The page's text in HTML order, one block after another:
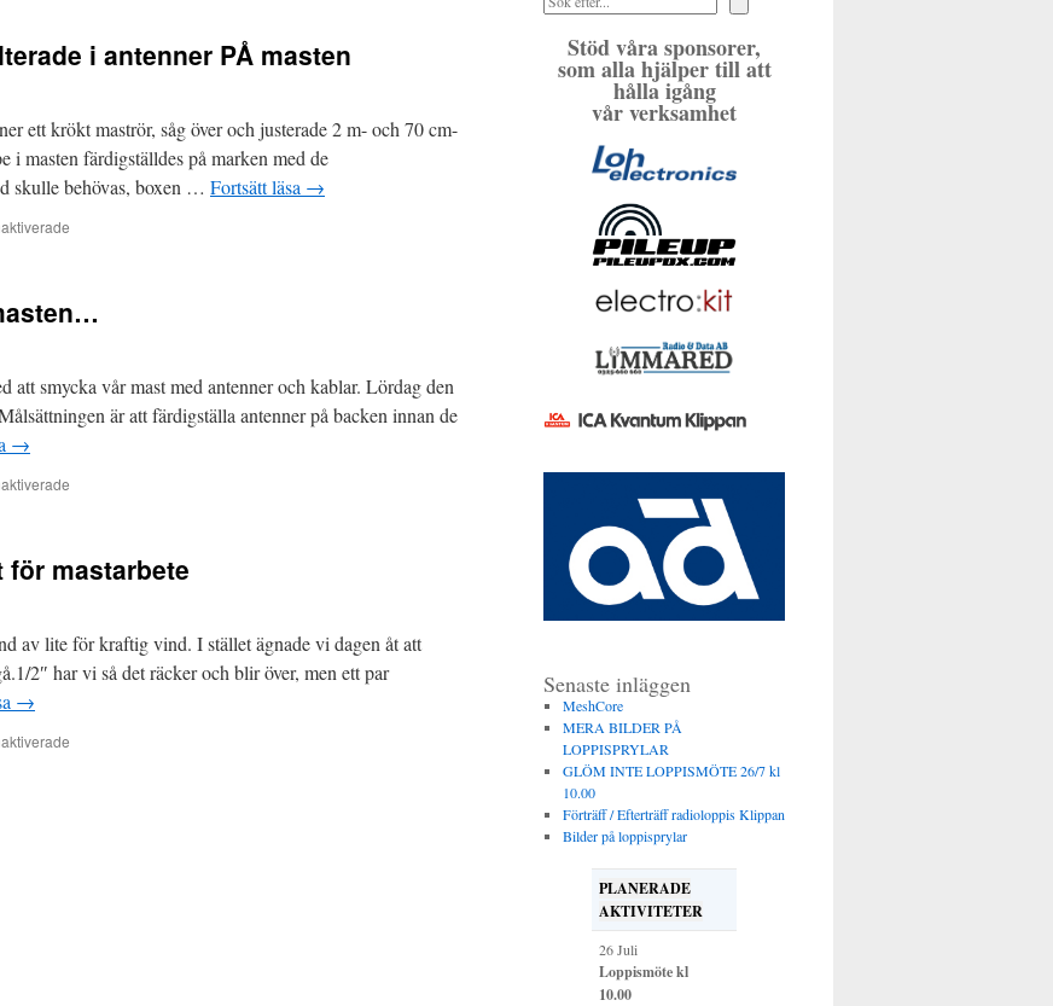
i antenner PÅ masten
ett krökt maströr, såg över och justerade 2 m- och 70 cm-
i masten färdigställdes på marken med de
skulle behövas, boxen … Fortsätt läsa →
i
masten
att smycka vår mast med antenner och kablar. Lördag den
är att färdigställa antenner på backen innan de
→
försök
mastarbete
av lite för kraftig vind. I stället ägnade vi dagen åt att
2″ har vi så det räcker och blir över, men ett par
→
Stöd våra sponsorer,
som alla hjälper till att
hålla igång
vår verksamhet
Senaste inläggen
MeshCore
MERA BILDER PÅ
LOPPISPRYLAR
GLÖM INTE LOPPISMÖTE 26/7 kl
10.00
Förträff / Efterträff radioloppis Klippan
Bilder på loppisprylar
PLANERADE
AKTIVITETER
26 Juli
Loppismöte kl
10.00